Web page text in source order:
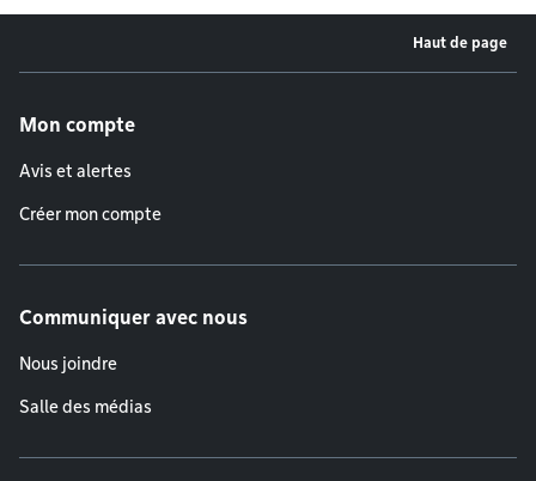
Haut de page
Mon compte
Avis et alertes
Créer mon compte
Communiquer avec nous
Nous joindre
Salle des médias